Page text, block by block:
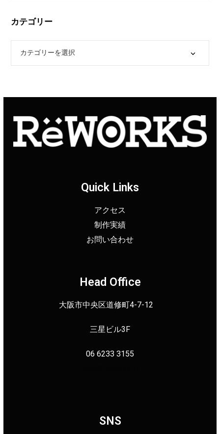
カテゴリー
Quick Links
アクセス
制作実績
お問い合わせ
Head Office
大阪市中央区道修町4-7-12
三星ビル3F
06 6233 3155
SNS